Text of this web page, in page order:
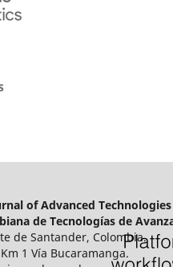
of Advanced Technologies
de Tecnologías de
de Santander, Colombia.
1 Vía Bucaramanga.